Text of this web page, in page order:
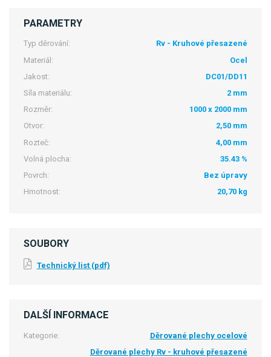
PARAMETRY
Typ děrování:
Rv - Kruhové přesazené
Materiál:
Ocel
Jakost:
DC01/DD11
Síla materiálu:
2 mm
Rozměr:
1000 x 2000 mm
Otvor:
2,50 mm
Rozteč:
4,00 mm
Volná plocha:
35.43 %
Povrch:
Bez úpravy
Hmotnost:
20,70 kg
SOUBORY
Technický list (pdf)
DALŠÍ INFORMACE
Kategorie:
Děrované plechy ocelové
Děrované plechy Rv - kruhové přesazené